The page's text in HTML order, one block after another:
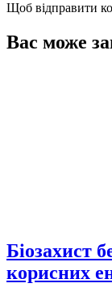
Щоб відправити
Вас може
Біозахист
корисних